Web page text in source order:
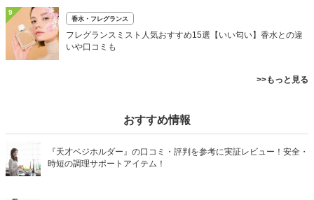
9
香水・フレグランス
フレグランスミスト人気おすすめ15選【いい匂い】香水との違
いや口コミも
>>もっと見る
おすすめ情報
『天才ベジホルダー』の口コミ・評判を参考に実証レビュー！安全・
時短の調理サポートアイテム！